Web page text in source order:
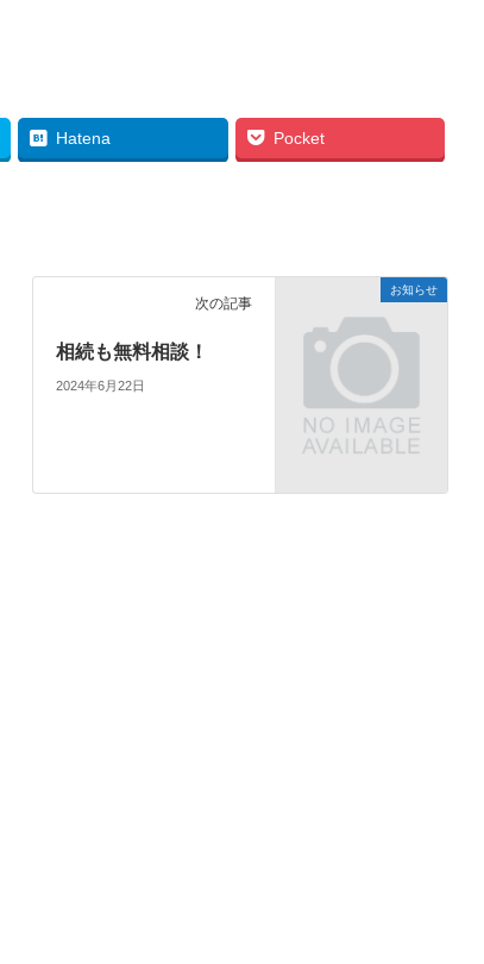
Hatena Pocket
お知らせ
次の記事
相続も無料相談！
2024年6月22日